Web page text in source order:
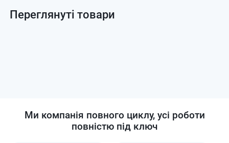
Переглянуті товари
Ми компанія повного циклу, усі роботи
повністю під ключ